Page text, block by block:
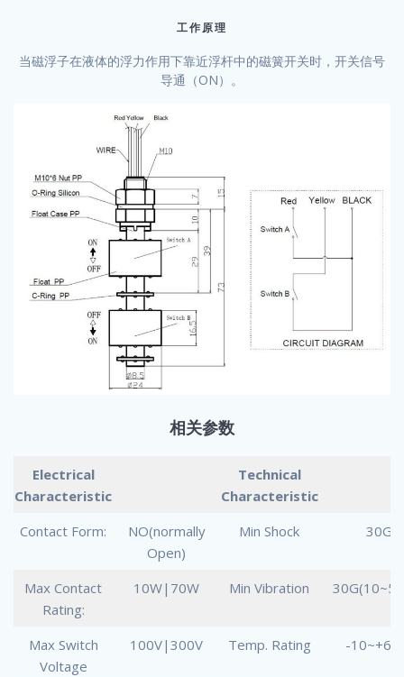
工作原理
当磁浮子在液体的浮力作用下靠近浮杆中的磁簧开关时，开关信号
导通（ON）。
相关参数
Electrical
Characteristic
Technical
Characteristic
Contact Form:
NO(normally
Open)
Min Shock 30G
Max Contact
Rating:
10W|70W Min Vibration
Max Switch
Voltage
100V|300V Temp. Rating -